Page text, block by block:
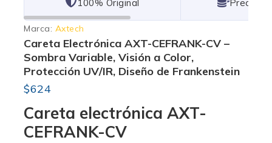
101% Original Lowest
Marca: Axtech
Careta Electrónica AXT-CEFRANK-CV –
Sombra Variable, Visión a Color,
Protección UV/IR, Diseño de Frankenstein
$624
Careta electrónica AXT-
CEFRANK-CV